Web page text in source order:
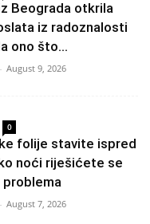
Beograda otkrila
iz radoznalosti
ono što...
- August 9, 2026
0
folije stavite ispred
noći riješićete se
- August 7, 2026